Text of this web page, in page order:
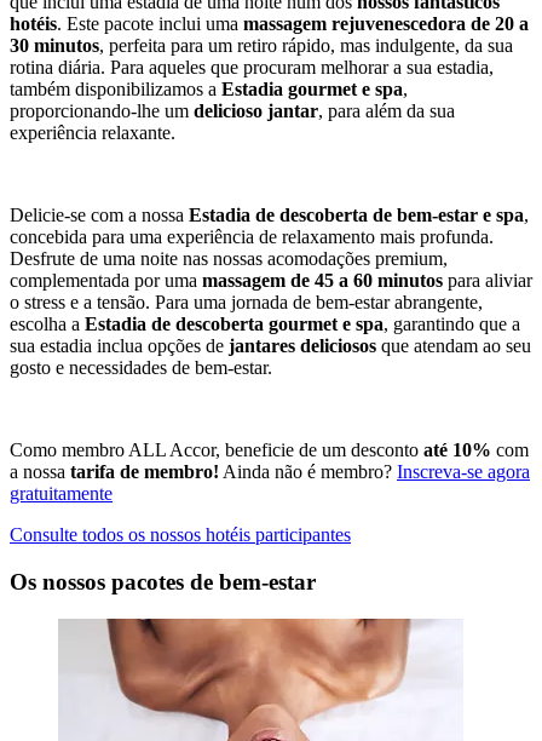
hotéis. Este pacote inclui uma massagem rejuvenescedora de 20 a
30 minutos, perfeita para um retiro rápido, mas indulgente, da sua
rotina diária. Para aqueles que procuram melhorar a sua estadia,
também disponibilizamos a Estadia gourmet e spa,
proporcionando-lhe um delicioso jantar, para além da sua
experiência relaxante.
Delicie-se com a nossa Estadia de descoberta de bem-estar e spa,
concebida para uma experiência de relaxamento mais profunda.
Desfrute de uma noite nas nossas acomodações premium,
complementada por uma massagem de 45 a 60 minutos para aliviar
o stress e a tensão. Para uma jornada de bem-estar abrangente,
escolha a Estadia de descoberta gourmet e spa, garantindo que a
sua estadia inclua opções de jantares deliciosos que atendam ao seu
gosto e necessidades de bem-estar.
Como membro ALL Accor, beneficie de um desconto até 10% com
a nossa tarifa de membro! Ainda não é membro? Inscreva-se agora
gratuitamente
Consulte todos os nossos hotéis participantes
Os nossos pacotes de bem-estar